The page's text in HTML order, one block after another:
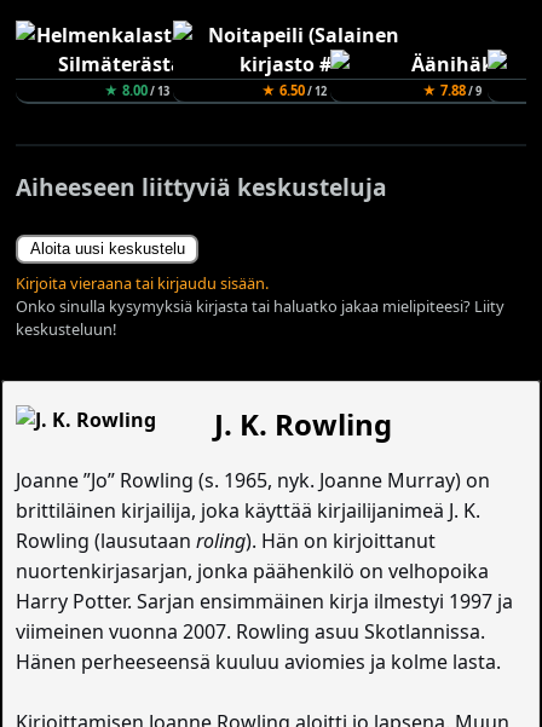
★ 8.00/ 13 ★ 6.50/ 12 ★ 7.88/ 9
Aiheeseen liittyviä keskusteluja
Aloita uusi keskustelu
Kirjoita vieraana tai kirjaudu sisään.
Onko sinulla kysymyksiä kirjasta tai haluatko jakaa mielipiteesi? Liity
keskusteluun!
J. K. Rowling
Joanne ”Jo” Rowling (s. 1965, nyk. Joanne Murray) on
brittiläinen kirjailija, joka käyttää kirjailijanimeä J. K.
Rowling (lausutaanroling). Hän on kirjoittanut
nuortenkirjasarjan, jonka päähenkilö on velhopoika
Harry Potter. Sarjan ensimmäinen kirja ilmestyi 1997 ja
viimeinen vuonna 2007. Rowling asuu Skotlannissa.
Hänen perheeseensä kuuluu aviomies ja kolme lasta.